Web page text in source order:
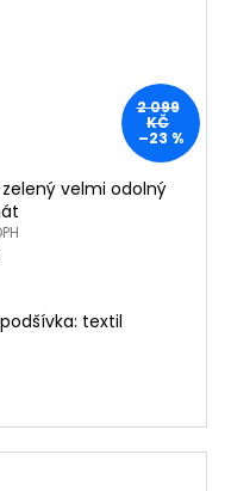
2 099
KČ
–23 %
velmi odolný
textil